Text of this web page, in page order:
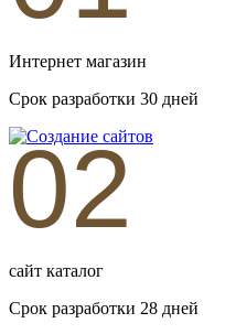
Интернет магазин
Срок разработки 30 дней
02
сайт каталог
Срок разработки 28 дней